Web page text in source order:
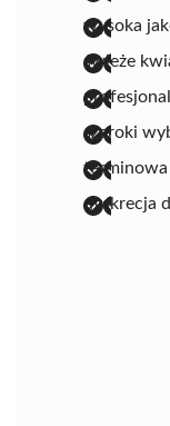
wysoka
świeże
szeroki
terminowa
dyskrecja